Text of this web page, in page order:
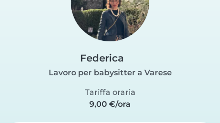
Federica
Lavoro per babysitter a Varese
Tariffa oraria
9,00 €/ora